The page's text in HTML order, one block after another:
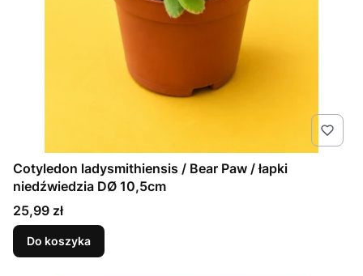
Cotyledon ladysmithiensis / Bear Paw / łapki
niedźwiedzia DØ 10,5cm
Cena
25,99 zł
Do koszyka